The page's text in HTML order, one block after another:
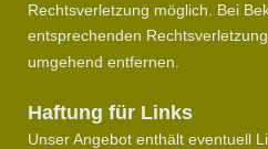
Rechtsverletzung möglich. Bei
entsprechenden
umgehend entfernen.
Haftung für Links
Unser Angebot enthält eventuell